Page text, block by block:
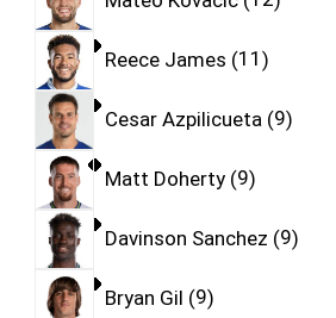
Reece James 11
Cesar Azpilicueta 9
Matt Doherty 9
Davinson Sanchez 9
Bryan Gil 9